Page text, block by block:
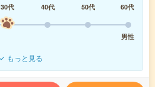
30代 40代 50代
60代
男性
もっと見る